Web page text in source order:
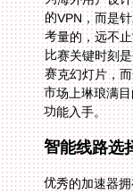
功能入手。
智能线路选
优秀的加速器
时网络状况，
美、欧洲还是
度最快的通道
专属高速公路
埃及 vs 伊朗这